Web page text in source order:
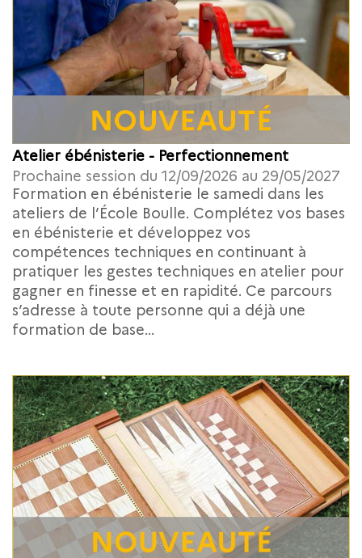
Atelier ébénisterie - Perfectionnement
Prochaine session du 12/09/2026 au 29/05/2027
Formation en ébénisterie le samedi dans les
ateliers de l’École Boulle. Complétez vos bases
en ébénisterie et développez vos
compétences techniques en continuant à
pratiquer les gestes techniques en atelier pour
gagner en finesse et en rapidité. Ce parcours
s’adresse à toute personne qui a déjà une
formation de base...